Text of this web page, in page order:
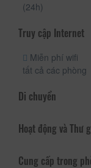
(24h)
Truy cập Internet
Miễn phí wifi
tất cả các phòng
Di chuyển
Hoạt động và Thư
Cung cấp trong